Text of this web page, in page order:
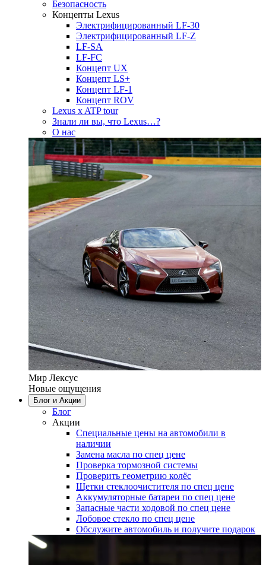
Безопасность
Концепты Lexus
Электрифицированный LF-30
Электрифицированный LF-Z
LF-SA
LF-FC
Концепт UX
Концепт LS+
Концепт LF-1
Концепт ROV
Lexus x ATP tour
Знали ли вы, что Lexus…?
О нас
Мир Лексус
Новые ощущения
Блог и Акции
Блог
Акции
Специальные цены на автомобили в
наличии
Замена масла по спец цене
Проверка тормозной системы
Проверить геометрию колёс
Щетки стеклоочистителя по спец цене
Аккумуляторные батареи по спец цене
Запасные части ходовой по спец цене
Лобовое стекло по спец цене
Обслужите автомобиль и получите подарок